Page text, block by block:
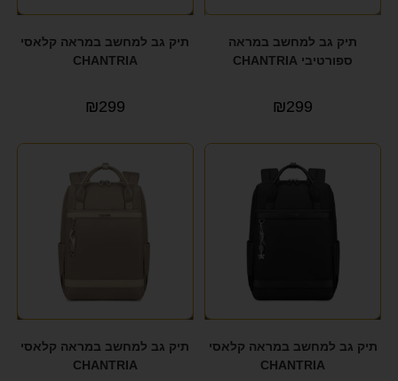
תיק גב למחשב במראה
ספורטיבי CHANTRIA
₪299
תיק גב למחשב במראה קלאסי
CHANTRIA
₪299
תיק גב למחשב במראה קלאסי
CHANTRIA
תיק גב למחשב במראה קלאסי
CHANTRIA